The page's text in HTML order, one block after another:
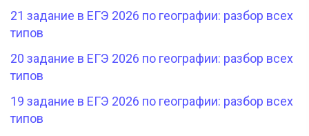
21 задание в ЕГЭ 2026 по географии: разбор всех
типов
20 задание в ЕГЭ 2026 по географии: разбор всех
типов
19 задание в ЕГЭ 2026 по географии: разбор всех
типов